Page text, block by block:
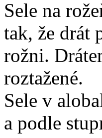
Sele na
tak, že drát
rožni.
roztažené.
Sele v
a podle